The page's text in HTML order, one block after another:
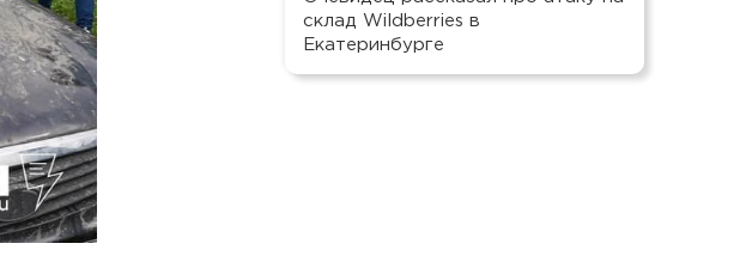
склад Wildberries в
Екатеринбурге